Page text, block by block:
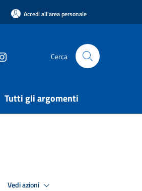
Accedi all'area personale
Cerca
Tutti gli argomenti
Vedi azioni